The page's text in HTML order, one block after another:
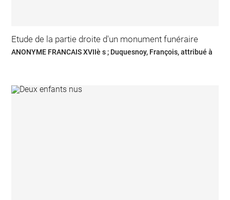
Etude de la partie droite d'un monument funéraire
ANONYME FRANCAIS XVIIè s ; Duquesnoy, François, attribué à